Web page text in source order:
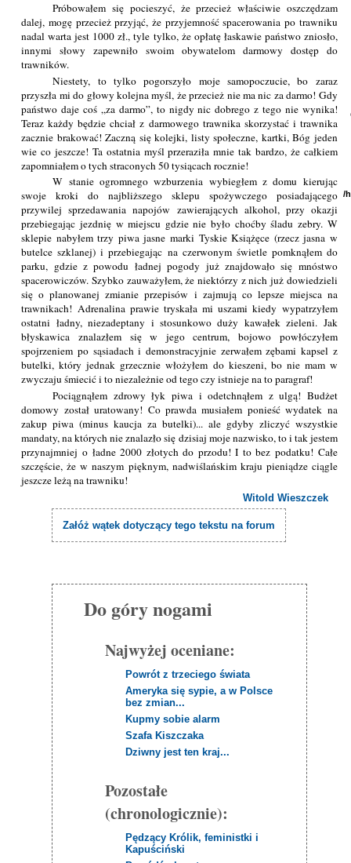
Próbowałem się pocieszyć, że przecież właściwie oszczędzam
dalej, mogę przecież przyjąć, że przyjemność spacerowania po trawniku
nadal warta jest 1000 zł., tyle tylko, że opłatę łaskawie państwo zniosło,
innymi słowy zapewniło swoim obywatelom darmowy dostęp do
trawników.
Niestety, to tylko pogorszyło moje samopoczucie, bo zaraz
przyszła mi do głowy kolejna myśl, że przecież nie ma nic za darmo! Gdy
państwo daje coś „za darmo”, to nigdy nic dobrego z tego nie wynika!
Teraz każdy będzie chciał z darmowego trawnika skorzystać i trawnika
zacznie brakować! Zaczną się kolejki, listy społeczne, kartki, Bóg jeden
wie co jeszcze! Ta ostatnia myśl przeraziła mnie tak bardzo, że całkiem
zapomniałem o tych straconych 50 tysiącach rocznie!
W stanie ogromnego wzburzenia wybiegłem z domu kierując
swoje kroki do najbliższego sklepu spożywczego posiadającego
przywilej sprzedawania napojów zawierających alkohol, przy okazji
przebiegając jezdnię w miejscu gdzie nie było choćby śladu zebry. W
sklepie nabyłem trzy piwa jasne marki Tyskie Książęce (rzecz jasna w
butelce szklanej) i przebiegając na czerwonym świetle pomknąłem do
parku, gdzie z powodu ładnej pogody już znajdowało się mnóstwo
spacerowiczów. Szybko zauważyłem, że niektórzy z nich już dowiedzieli
się o planowanej zmianie przepisów i zajmują co lepsze miejsca na
trawnikach! Adrenalina prawie tryskała mi uszami kiedy wypatrzyłem
ostatni ładny, niezadeptany i stosunkowo duży kawałek zieleni. Jak
błyskawica znalazłem się w jego centrum, bojowo powłóczyłem
spojrzeniem po sąsiadach i demonstracyjnie zerwałem zębami kapsel z
butelki, który jednak grzecznie włożyłem do kieszeni, bo nie mam w
zwyczaju śmiecić i to niezależnie od tego czy istnieje na to paragraf!
Pociągnąłem zdrowy łyk piwa i odetchnąłem z ulgą! Budżet
domowy został uratowany! Co prawda musiałem ponieść wydatek na
zakup piwa (minus kaucja za butelki)... ale gdyby zliczyć wszystkie
mandaty, na których nie znalazło się dzisiaj moje nazwisko, to i tak jestem
przynajmniej o ładne 2000 złotych do przodu! I to bez podatku! Całe
szczęście, że w naszym pięknym, nadwiślańskim kraju pieniądze ciągle
jeszcze leżą na trawniku!
Witold Wieszczek
Załóż wątek dotyczący tego tekstu na forum
Do góry nogami
Najwyżej oceniane:
Powrót z trzeciego świata
Ameryka się sypie, a w Polsce
bez zmian...
Kupmy sobie alarm
Szafa Kiszczaka
Dziwny jest ten kraj...
Pozostałe
(chronologicznie):
Pędzący Królik, feministki i
Kapuściński
/